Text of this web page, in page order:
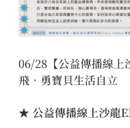
06/28【公益傳播線上
飛．勇寶貝生活自立
★ 公益傳播線上沙龍